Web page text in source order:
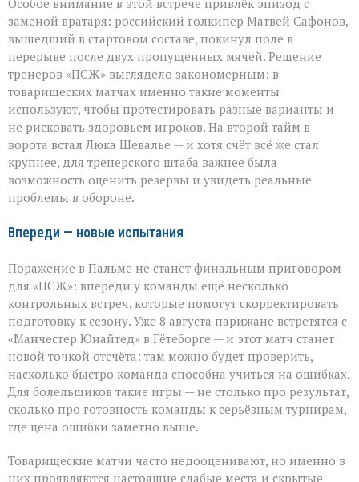
заменой вратаря: российский голкипер Матвей Сафонов,
вышедший в стартовом составе, покинул поле в
перерыве после двух пропущенных мячей. Решение
тренеров «ПСЖ» выглядело закономерным: в
товарищеских матчах именно такие моменты
используют, чтобы протестировать разные варианты и
не рисковать здоровьем игроков. На второй тайм в
ворота встал Люка Шевалье — и хотя счёт всё же стал
крупнее, для тренерского штаба важнее была
возможность оценить резервы и увидеть реальные
проблемы в обороне.
Впереди — новые испытания
Поражение в Пальме не станет финальным приговором
для «ПСЖ»: впереди у команды ещё несколько
контрольных встреч, которые помогут скорректировать
подготовку к сезону. Уже 8 августа парижане встретятся с
«Манчестер Юнайтед» в Гётеборге — и этот матч станет
новой точкой отсчёта: там можно будет проверить,
насколько быстро команда способна учиться на ошибках.
Для болельщиков такие игры — не столько про результат,
сколько про готовность команды к серьёзным турнирам,
где цена ошибки заметно выше.
Товарищеские матчи часто недооценивают, но именно в
них проявляются настоящие слабые места и скрытые